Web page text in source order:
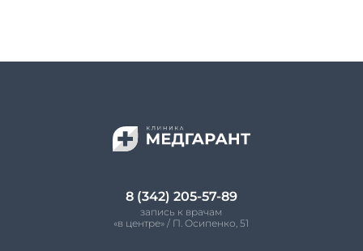
8 (342) 205-57-89
запись к врачам
«в центре» / П. Осипенко, 51